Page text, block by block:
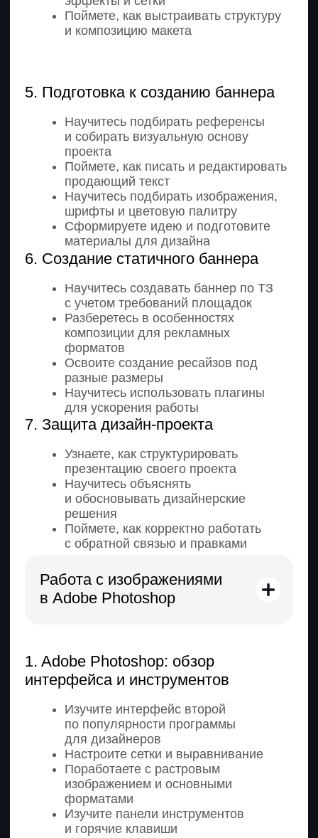
Научитесь подбирать визуал под
задачу
Освоите работу с цветом и общей
стилистикой
лендинга
5. Создание адаптивной версии
Узнаете правила адаптации лендинга
под мобильные устройства
Поймете ограничения и особенности
мобильного дизайна
Научитесь перестраивать композицию
блоков
Освоите создание UI-кита проекта
Соберете систему компонентов
и стилей
4. Оформление проектов для
портфолио
Узнаете, что такое кейс и как он
должен выглядеть
Поймете, какие проекты стоит
включать в портфолио
Научитесь выстраивать структуру
кейса
Освоите оформление проектов в
Научитесь презентовать свои
решения
Поймете, как развивать
креативное мышление
Научитесь генерировать
креативные идеи
1. Работа в команде и развитие
в дизайне
Узнаете, как устроена работа
дизайнера в команде
Поймете уровни развития: junior,
middle, senior
Разберетесь в направлениях
развития в дизайне
Научитесь принимать решения
в рабочих ситуациях
3. Создание портфолио
Узнаете, как работают платформы
Behance и Dprofile,
и зарегистрируетесь на них
Научитесь публиковать и оформлять
проекты
Освоите настройку портфолио
и управление работами
Подготовите портфолио к отправке
заказчикам